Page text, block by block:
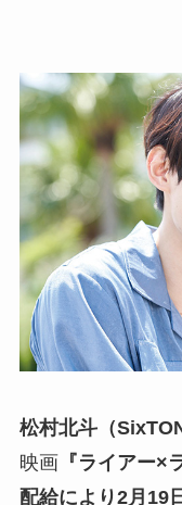
松村北斗（
映画 『ライアー×
配給により2月19